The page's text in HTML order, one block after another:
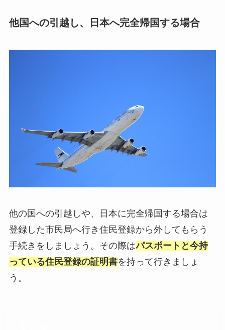
他国への引越し、日本へ完全帰国する場合
他の国への引越しや、日本に完全帰国する場合は
登録した市民局へ行き住民登録から外してもらう
手続きをしましょう。その際はパスポートと今持
っている住民登録の証明書を持って行きましょ
う。